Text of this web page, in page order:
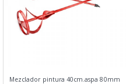
Mezclador pintura 40cm.aspa 80mm